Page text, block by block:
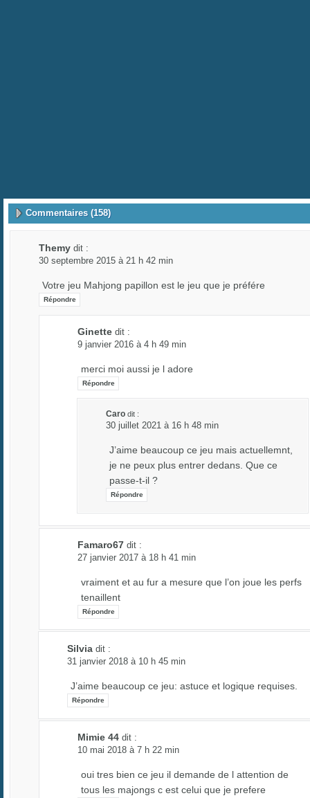
Commentaires (158)
Themy dit :
30 septembre 2015 à 21 h 42 min
Votre jeu Mahjong papillon est le jeu que je préfére
Répondre
Ginette dit :
9 janvier 2016 à 4 h 49 min
merci moi aussi je l adore
Répondre
Caro dit :
30 juillet 2021 à 16 h 48 min
J’aime beaucoup ce jeu mais actuellemnt,
je ne peux plus entrer dedans. Que ce
passe-t-il ?
Répondre
Famaro67 dit :
27 janvier 2017 à 18 h 41 min
vraiment et au fur a mesure que l’on joue les perfs
tenaillent
Répondre
Silvia dit :
31 janvier 2018 à 10 h 45 min
J’aime beaucoup ce jeu: astuce et logique requises.
Répondre
Mimie 44 dit :
10 mai 2018 à 7 h 22 min
oui tres bien ce jeu il demande de l attention de
tous les majongs c est celui que je prefere